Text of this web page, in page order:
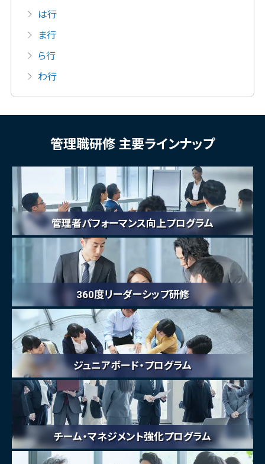
は行
ま行
ら行
わ行
管理職研修 主要ラインナップ
管理者パフォーマンス向上プログラム
360度リーダーシップ研修
ジュニアボード・プログラム
チーム・マネジメント強化プログラム